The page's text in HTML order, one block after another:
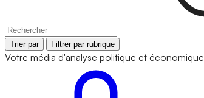
Trier par Filtrer par rubrique
Votre média d'analyse politique et économique